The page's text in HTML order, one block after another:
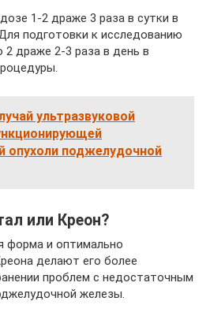
1-2 драже 3 раза в сутки в
подготовки к исследованию
2 драже 2-3 раза в день в
ультразвуковой
опухоли поджелудочной
или Креон?
форма и оптимально
делают его более
проблем с недостаточным
железы.